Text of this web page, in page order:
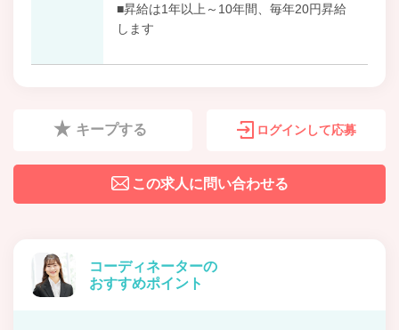
■昇給は1年以上～10年間、毎年20円昇給
します
キープする ログインして応募
この求人に問い合わせる
コーディネーターの
おすすめポイント